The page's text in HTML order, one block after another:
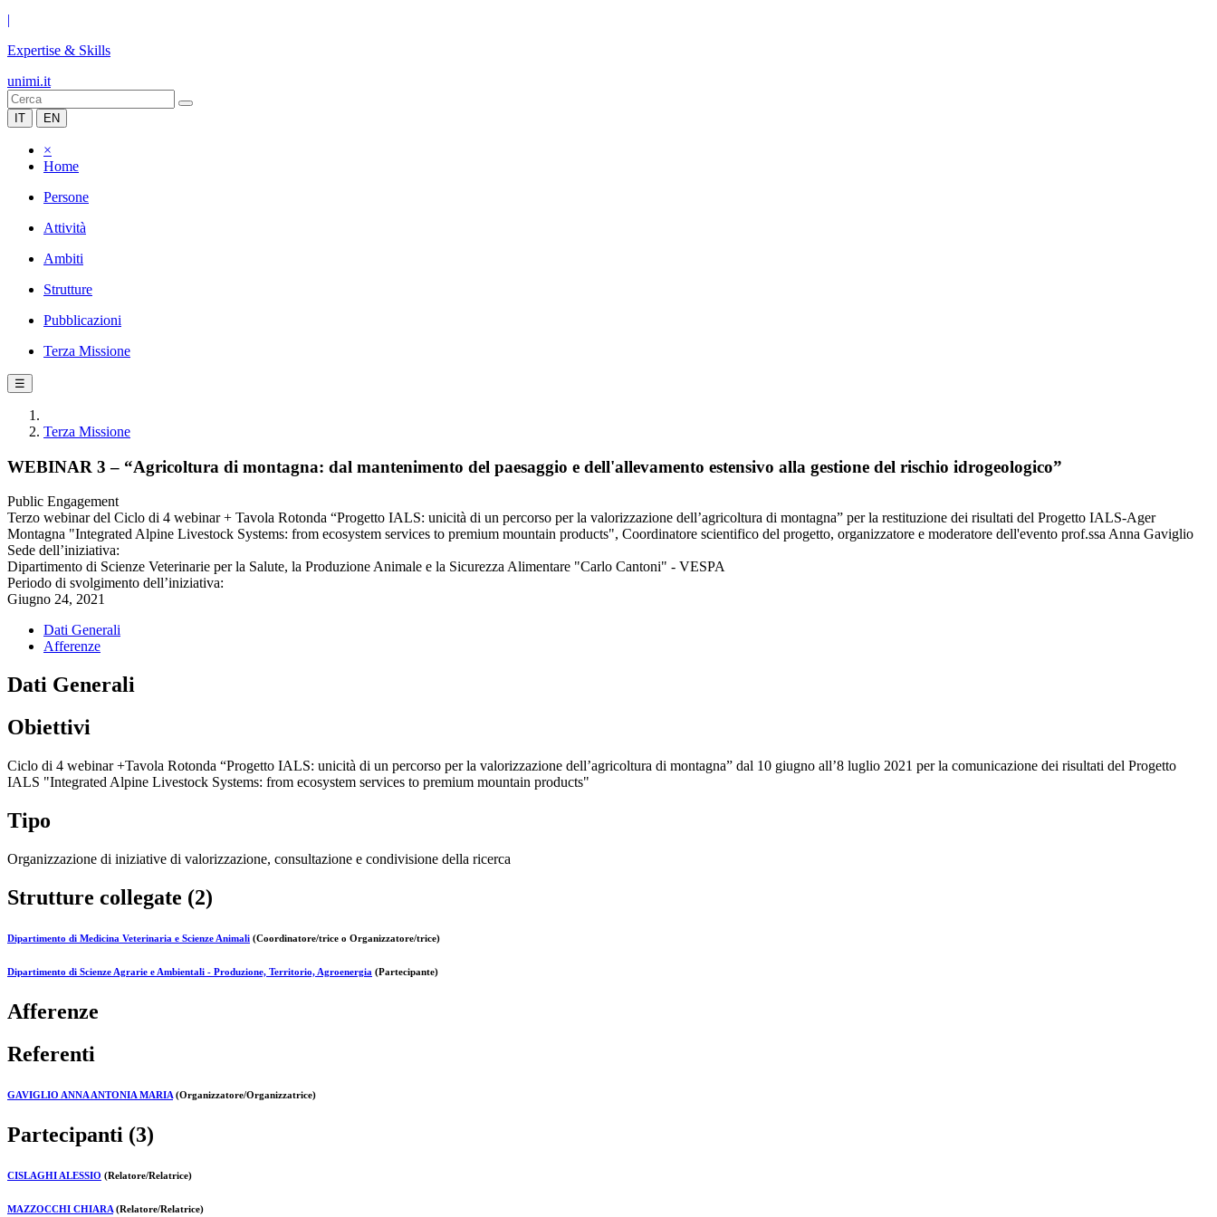
|
Expertise & Skills
unimi.it
IT EN
×
Home
Persone
Attività
Ambiti
Strutture
Pubblicazioni
Terza Missione
☰
Terza Missione
WEBINAR 3 – “Agricoltura di montagna: dal mantenimento del paesaggio e dell'allevamento estensivo alla gestione del rischio idrogeologico”
Public Engagement
Terzo webinar del Ciclo di 4 webinar + Tavola Rotonda “Progetto IALS: unicità di un percorso per la valorizzazione dell’agricoltura di montagna” per la restituzione dei risultati del Progetto IALS-Ager
Montagna "Integrated Alpine Livestock Systems: from ecosystem services to premium mountain products", Coordinatore scientifico del progetto, organizzatore e moderatore dell'evento prof.ssa Anna Gaviglio
Sede dell’iniziativa:
Dipartimento di Scienze Veterinarie per la Salute, la Produzione Animale e la Sicurezza Alimentare "Carlo Cantoni" - VESPA
Periodo di svolgimento dell’iniziativa:
Giugno 24, 2021
Dati Generali
Afferenze
Dati Generali
Obiettivi
Ciclo di 4 webinar +Tavola Rotonda “Progetto IALS: unicità di un percorso per la valorizzazione dell’agricoltura di montagna” dal 10 giugno all’8 luglio 2021 per la comunicazione dei risultati del Progetto
IALS "Integrated Alpine Livestock Systems: from ecosystem services to premium mountain products"
Tipo
Organizzazione di iniziative di valorizzazione, consultazione e condivisione della ricerca
Strutture collegate (2)
Dipartimento di Medicina Veterinaria e Scienze Animali (Coordinatore/trice o Organizzatore/trice)
Dipartimento di Scienze Agrarie e Ambientali - Produzione, Territorio, Agroenergia (Partecipante)
Afferenze
Referenti
GAVIGLIO ANNA ANTONIA MARIA (Organizzatore/Organizzatrice)
Partecipanti (3)
CISLAGHI ALESSIO (Relatore/Relatrice)
MAZZOCCHI CHIARA (Relatore/Relatrice)